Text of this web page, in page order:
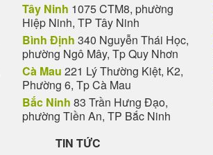
Tây Ninh 1075 CTM8, phường
Hiệp Ninh, TP Tây Ninh
Bình Định 340 Nguyễn Thái Học,
phường Ngô Mây, Tp Quy Nhơn
Cà Mau 221 Lý Thường Kiệt, K2,
Phường 6, Tp Cà Mau
Bắc Ninh 83 Trần Hưng Đạo,
phường Tiền An, TP Bắc Ninh
TIN TỨC